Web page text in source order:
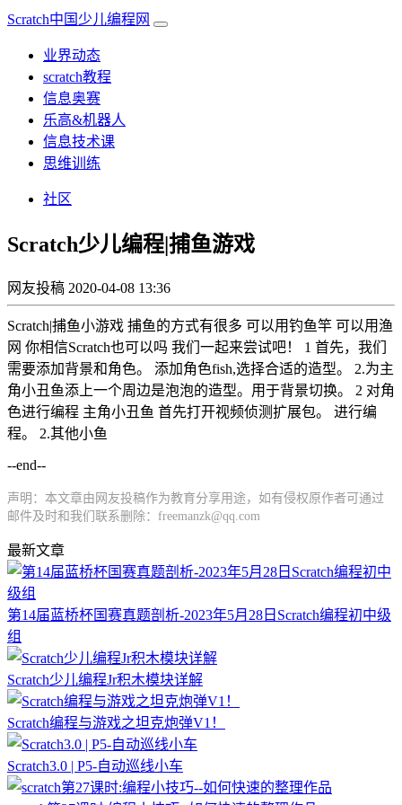
Scratch中国少儿编程网
业界动态
scratch教程
信息奥赛
乐高&机器人
信息技术课
思维训练
社区
Scratch少儿编程|捕鱼游戏
网友投稿 2020-04-08 13:36
Scratch|捕鱼小游戏 捕鱼的方式有很多 可以用钓鱼竿 可以用渔
网 你相信Scratch也可以吗 我们一起来尝试吧！ 1 首先，我们
需要添加背景和角色。 添加角色fish,选择合适的造型。 2.为主
角小丑鱼添上一个周边是泡泡的造型。用于背景切换。 2 对角
色进行编程 主角小丑鱼 首先打开视频侦测扩展包。 进行编
程。 2.其他小鱼
--end--
声明：本文章由网友投稿作为教育分享用途，如有侵权原作者可通过
邮件及时和我们联系删除：freemanzk@qq.com
最新文章
第14届蓝桥杯国赛真题剖析-2023年5月28日Scratch编程初中级
组
Scratch少儿编程Jr积木模块详解
Scratch编程与游戏之坦克炮弹V1！
Scratch3.0 | P5-自动巡线小车